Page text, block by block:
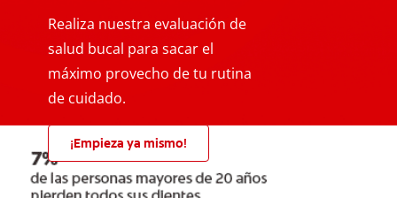
Realiza nuestra evaluación de
salud bucal para sacar el
máximo provecho de tu rutina
de cuidado.
¡Empieza ya mismo!